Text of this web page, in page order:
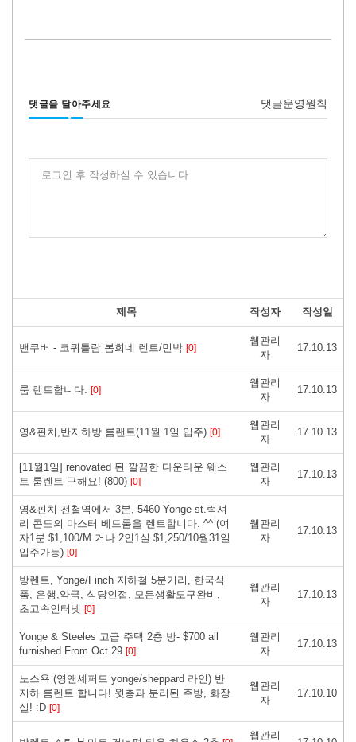
댓글을 달아주세요 댓글운영원칙
로그인 후 작성하실 수 있습니다
제목 작성자 작성일
밴쿠버 - 코퀴틀람 봄희네 렌트/민박 [0]
웹관리
자
17.10.13
룸 렌트합니다. [0]
웹관리
자
17.10.13
영&핀치,반지하방 룸랜트(11월 1일 입주) [0]
웹관리
자
17.10.13
[11월1일] renovated 된 깔끔한 다운타운 웨스
트 룸렌트 구해요! (800) [0]
웹관리
자
17.10.13
영&핀치 전철역에서 3분, 5460 Yonge st.럭셔
리 콘도의 마스터 베드룸을 렌트합니다. ^^ (여
자1분 $1,100/M 거나 2인1실 $1,250/10월31일
입주가능) [0]
웹관리
자
17.10.13
방렌트, Yonge/Finch 지하철 5분거리, 한국식
품, 은행,약국, 식당인접, 모든생활도구완비,
초고속인터넷 [0]
웹관리
자
17.10.13
Yonge & Steeles 고급 주택 2층 방- $700 all
furnished From Oct.29 [0]
웹관리
자
17.10.13
노스욕 (영앤셰퍼드 yonge/sheppard 라인) 반
지하 룸렌트 합니다! 윗층과 분리된 주방, 화장
실! :D [0]
웹관리
자
17.10.10
웹관리